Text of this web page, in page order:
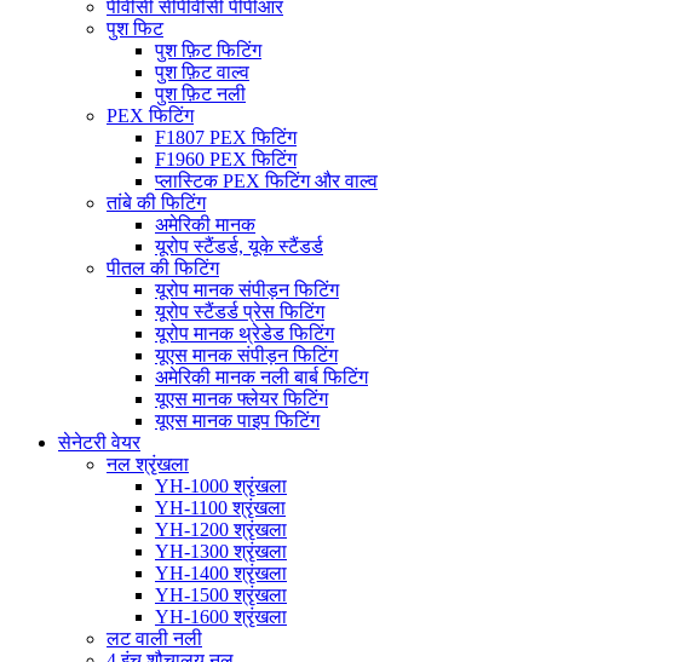
पीवीसी सीपीवीसी पीपीआर
पुश फिट
पुश फ़िट फिटिंग
पुश फ़िट वाल्व
पुश फ़िट नली
PEX फिटिंग
F1807 PEX फिटिंग
F1960 PEX फिटिंग
प्लास्टिक PEX फिटिंग और वाल्व
तांबे की फिटिंग
अमेरिकी मानक
यूरोप स्टैंडर्ड, यूके स्टैंडर्ड
पीतल की फिटिंग
यूरोप मानक संपीड़न फिटिंग
यूरोप स्टैंडर्ड प्रेस फिटिंग
यूरोप मानक थ्रेडेड फिटिंग
यूएस मानक संपीड़न फिटिंग
अमेरिकी मानक नली बार्ब फिटिंग
यूएस मानक फ्लेयर फिटिंग
यूएस मानक पाइप फिटिंग
सेनेटरी वेयर
नल श्रृंखला
YH-1000 श्रृंखला
YH-1100 श्रृंखला
YH-1200 श्रृंखला
YH-1300 श्रृंखला
YH-1400 श्रृंखला
YH-1500 श्रृंखला
YH-1600 श्रृंखला
लट वाली नली